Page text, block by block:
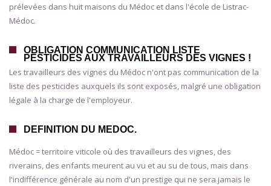
prélevées dans huit maisons du Médoc et dans l'école de Listrac-
Médoc.
OBLIGATION COMMUNICATION LISTE
PESTICIDES AUX TRAVAILLEURS DES VIGNES !
Les travailleurs des vignes du Médoc n'ont pas communication de la
liste des pesticides auxquels ils sont exposés, malgré une obligation
légale à la charge de l'employeur.
DEFINITION DU MEDOC.
Médoc = territoire viticole où des travailleurs des vignes, des
riverains, des enfants meurent au vu et au su de tous, mais dans
l'indifférence générale au nom d'un prestige qui ne sera jamais le